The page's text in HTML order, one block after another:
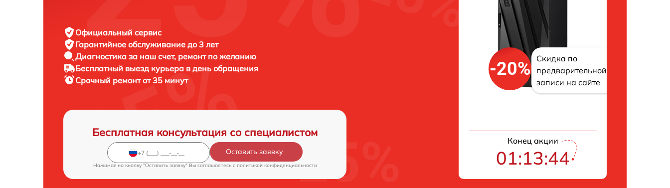
Официальный сервис
Гарантийное обслуживание до 3 лет
Диагностика за наш счет, ремонт по желанию
Бесплатный выезд курьера в день обращения
Срочный ремонтот 35 минут
Бесплатная консультация со специалистом
Оставить заявку
Нажимая на кнопку "Оставить заявку" Вы соглашаетесь c политикой конфиденциальности
-20%
Скидка по
предварительной
записи на сайте
Конец акции
01:13:43